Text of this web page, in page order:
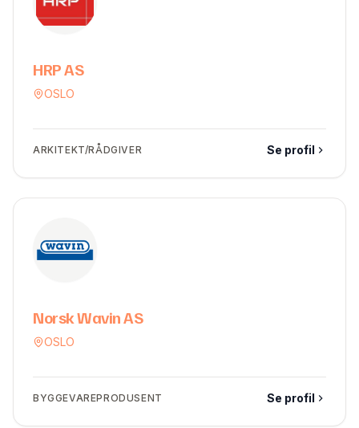
HRP AS
OSLO
ARKITEKT/RÅDGIVER Se profil
Norsk Wavin AS
OSLO
BYGGEVAREPRODUSENT Se profil